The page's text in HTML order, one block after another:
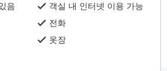
음
객실 내 인터넷 이용 가능
전화
옷장